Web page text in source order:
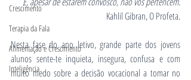
Crescimento
Terapia da Fala
Alimentação e Crescimento
Inteligência
Kahlil Gibran, O Profeta.
Nesta fase do ano letivo, grande parte dos jovens
alunos sente-te inquieta, insegura, confusa e com
muito medo sobre a decisão vocacional a tomar no